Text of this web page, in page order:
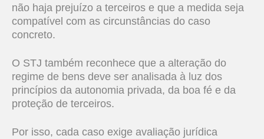
não haja prejuízo a terceiros e que a medida seja
compatível com as circunstâncias do caso
concreto.
O STJ também reconhece que a alteração do
regime de bens deve ser analisada à luz dos
princípios da autonomia privada, da boa fé e da
proteção de terceiros.
Por isso, cada caso exige avaliação jurídica